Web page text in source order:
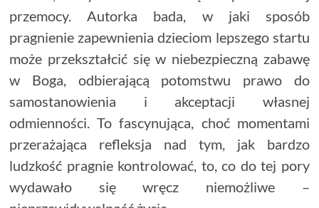
przemocy. Autorka bada, w jaki sposób
pragnienie zapewnienia dzieciom lepszego startu
może przekształcić się w niebezpieczną zabawę
w Boga, odbierającą potomstwu prawo do
samostanowienia i akceptacji własnej
odmienności. To fascynująca, choć momentami
przerażająca refleksja nad tym, jak bardzo
ludzkość pragnie kontrolować, to, co do tej pory
wydawało się wręcz niemożliwe –